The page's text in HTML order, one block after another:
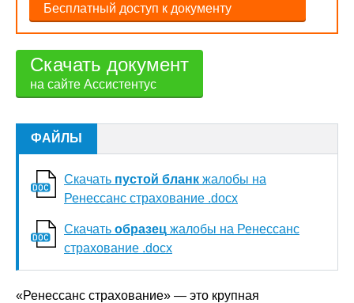
Бесплатный доступ к документу
Скачать документ
на сайте Ассистентус
ФАЙЛЫ
Скачать пустой бланк жалобы на
Ренессанс страхование .docx
Скачать образец жалобы на Ренессанс
страхование .docx
«Ренессанс страхование» — это крупная